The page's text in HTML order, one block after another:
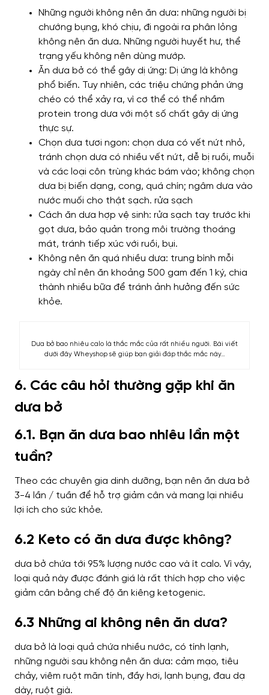
Những người không nên ăn dưa: những người bị
chướng bụng, khó chịu, đi ngoài ra phân lỏng
không nên ăn dưa. Những người huyết hư, thể
trạng yếu không nên dùng mướp.
Ăn dưa bở có thể gây dị ứng: Dị ứng là không
phổ biến. Tuy nhiên, các triệu chứng phản ứng
chéo có thể xảy ra, vì cơ thể có thể nhầm
protein trong dưa với một số chất gây dị ứng
thực sự.
Chọn dưa tươi ngon: chọn dưa có vết nứt nhỏ,
tránh chọn dưa có nhiều vết nứt, dễ bị ruồi, muỗi
và các loại côn trùng khác bám vào; không chọn
dưa bị biến dạng, cong, quá chín; ngâm dưa vào
nước muối cho thật sạch. rửa sạch
Cách ăn dưa hợp vệ sinh: rửa sạch tay trước khi
gọt dưa, bảo quản trong môi trường thoáng
mát, tránh tiếp xúc với ruồi, bụi.
Không nên ăn quá nhiều dưa: trung bình mỗi
ngày chỉ nên ăn khoảng 500 gam đến 1 ký, chia
thành nhiều bữa để tránh ảnh hưởng đến sức
khỏe.
Dưa bở bao nhiêu calo là thắc mắc của rất nhiều người. Bài viết
dưới đây Wheyshop sẽ giúp bạn giải đáp thắc mắc này…
6. Các câu hỏi thường gặp khi ăn
dưa bở
6.1. Bạn ăn dưa bao nhiêu lần một
tuần?
Theo các chuyên gia dinh dưỡng, bạn nên ăn dưa bở
3-4 lần / tuần để hỗ trợ giảm cân và mang lại nhiều
lợi ích cho sức khỏe.
6.2 Keto có ăn dưa được không?
dưa bở chứa tới 95% lượng nước cao và ít calo. Vì vậy,
loại quả này được đánh giá là rất thích hợp cho việc
giảm cân bằng chế độ ăn kiêng ketogenic.
6.3 Những ai không nên ăn dưa?
dưa bở là loại quả chứa nhiều nước, có tính lạnh,
những người sau không nên ăn dưa: cảm mạo, tiêu
chảy, viêm ruột mãn tính, đầy hơi, lạnh bụng, đau dạ
dày, ruột già.